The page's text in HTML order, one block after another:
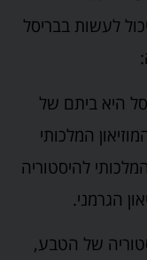
לעשות בבריסל
היא ביתם של
המלכותי
להיסטוריה
הגרמני.
של הטבע,